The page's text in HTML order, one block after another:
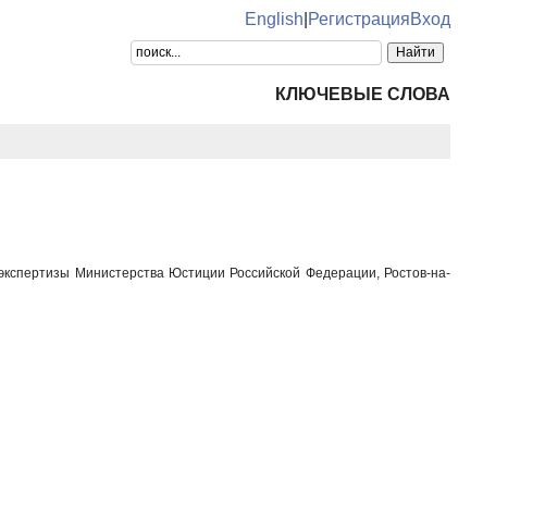
English РегистрацияВход
КЛЮЧЕВЫЕ СЛОВА
Министерства Юстиции Российской Федерации, Ростов-на-